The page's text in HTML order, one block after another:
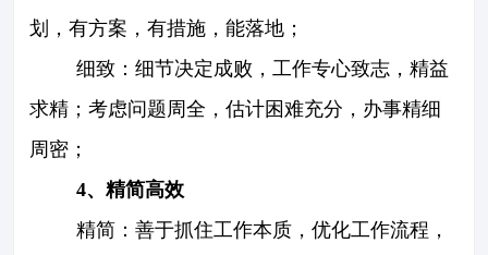
划，有方案，有措施，能落地；
细致：细节决定成败，工作专心致志，精益
求精；考虑问题周全，估计困难充分，办事精细
周密；
4、精简高效
精简：善于抓住工作本质，优化工作流程，